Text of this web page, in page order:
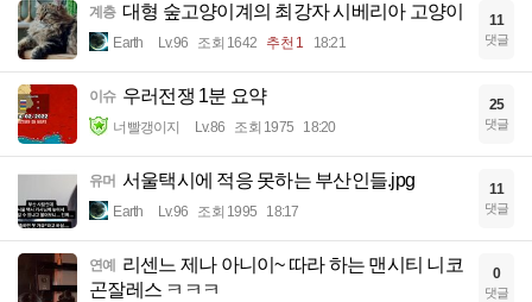
계층 대형 숲고양이계의 최강자 시베리아 고양이
Earth Lv.96 조회 1642 추천 1 18:21
11
댓글
이슈 우러전쟁 1분 요약
너빨갱이지 Lv.86 조회 1975 18:20
25
댓글
유머 서울택시에 적응 못하는 부산인들.jpg
Earth Lv.96 조회 1995 18:17
11
댓글
연예
리센느 제나 아니이~ 따라 하는 맨시티 니코
곤잘레스 ㅋㅋㅋ
0
댓글